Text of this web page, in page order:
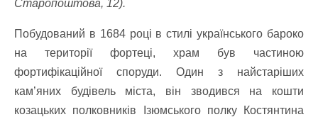
Старопоштова, 12).
Побудований в 1684 році в стилі українського бароко
на території фортеці, храм був частиною
фортифікаційної споруди. Один з найстаріших
кам’яних будівель міста, він зводився на кошти
козацьких полковників Ізюмського полку Костянтина